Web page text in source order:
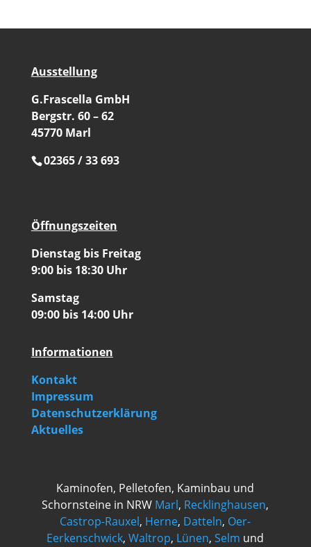
Ausstellung
G.Frascella GmbH
Bergstr. 60 – 62
45770 Marl
02365 / 33 693
Öffnungszeiten
Dienstag bis Freitag
9:00 bis 18:30 Uhr
Samstag
09:00 bis 14:00 Uhr
Informationen
Kontakt
Impressum
Datenschutzerklärung
Aktuelles
Kaminofen, Pelletofen, Kaminbau und
Schornsteine in NRW Marl, Recklinghausen,
Castrop-Rauxel, Herne, Datteln, Oer-
Eerkenschwick,Waltrop, Lünen,Selm und